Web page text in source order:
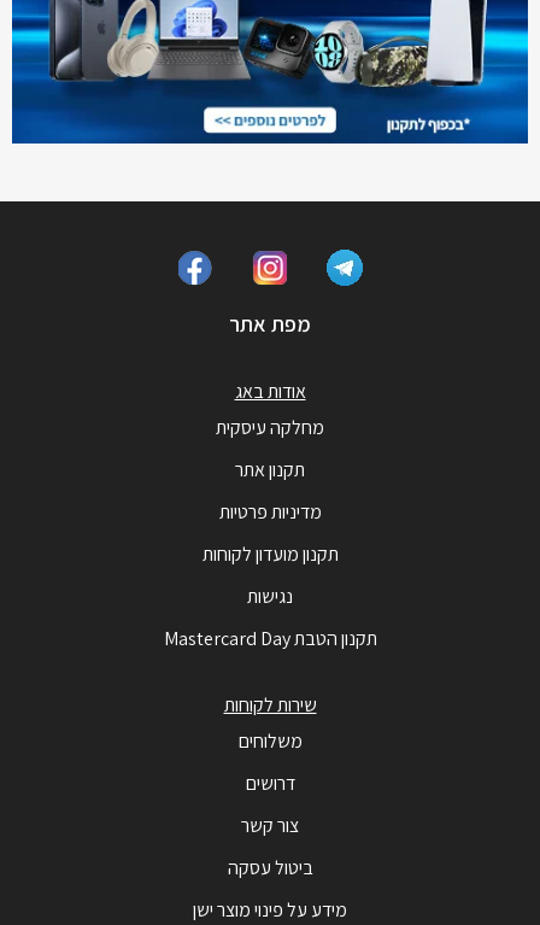
מפת אתר
אודות באג
מחלקה עיסקית
תקנון אתר
מדיניות פרטיות
תקנון מועדון לקוחות
נגישות
תקנון הטבת Mastercard Day
שירות לקוחות
משלוחים
דרושים
צור קשר
ביטול עסקה
מידע על פינוי מוצר ישן